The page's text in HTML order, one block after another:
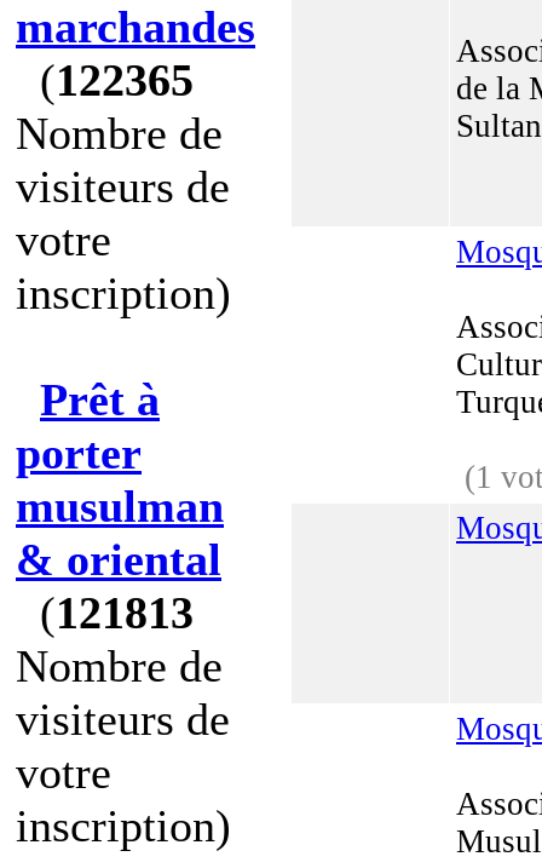
marchandes
(122365
Nombre de
visiteurs de
votre
inscription)
Prêt à
porter
musulman
& oriental
(121813
Nombre de
visiteurs de
votre
inscription)
de la
Sultan
(1